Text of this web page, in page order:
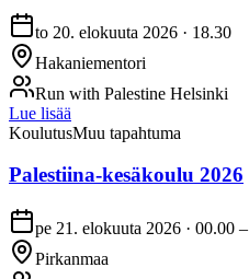
to 20. elokuuta 2026 · 18.30
Hakaniementori
Run with Palestine Helsinki
Lue lisää
KoulutusMuu tapahtuma
Palestiina-kesäkoulu 2026
pe 21. elokuuta 2026 · 00.00
Pirkanmaa